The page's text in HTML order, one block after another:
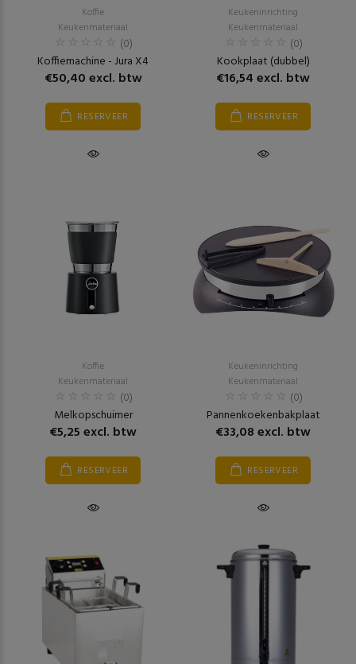
Koffie
Keukenmateriaal
(0)
Koffiemachine - Jura X4
€50,40 excl. btw
RESERVEER
Keukeninrichting
Keukenmateriaal
(0)
Kookplaat (dubbel)
€16,54 excl. btw
RESERVEER
Koffie
Keukenmateriaal
(0)
Melkopschuimer
€5,25 excl. btw
RESERVEER
Keukeninrichting
Keukenmateriaal
(0)
Pannenkoekenbakplaat
€33,08 excl. btw
RESERVEER